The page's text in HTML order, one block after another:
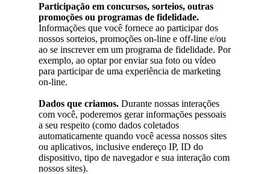
Participação em concursos, sorteios, outras
promoções ou programas de fidelidade.
Informações que você fornece ao participar dos
nossos sorteios, promoções on-line e off-line e/ou
ao se inscrever em um programa de fidelidade. Por
exemplo, ao optar por enviar sua foto ou vídeo
para participar de uma experiência de marketing
on-line.
Dados que criamos. Durante nossas interações
com você, poderemos gerar informações pessoais
a seu respeito (como dados coletados
automaticamente quando você acessa nossos sites
ou aplicativos, inclusive endereço IP, ID do
dispositivo, tipo de navegador e sua interação com
nossos sites).